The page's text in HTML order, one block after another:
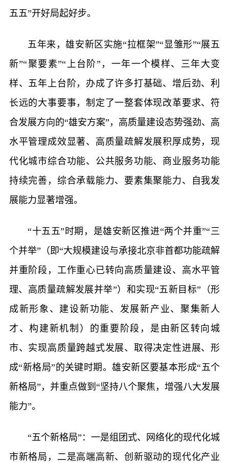
五五”开好局起好步。
五年来，雄安新区实施“拉框架”“显雏形”“展五
新”“聚要素”“上台阶”，一年一个模样、三年大变
样、五年上台阶，办成了许多打基础、增后劲、利
长远的大事要事，制定了一整套体现改革要求、符
合发展方向的“雄安方案”，高质量建设态势强劲、高
水平管理成效显著、高质量疏解发展积厚成势，现
代化城市综合功能、公共服务功能、商业服务功能
持续完善，综合承载能力、要素集聚能力、自我发
展能力显著增强。
“十五五”时期，是雄安新区推进“两个并重”“三
个并举”（即“大规模建设与承接北京非首都功能疏解
并重阶段，工作重心已转向高质量建设、高水平管
理、高质量疏解发展并举”）和实现“五新目标”（形
成新形象、建设新功能、发展新产业、聚集新人
才、构建新机制）的重要阶段，是由新区转向城
市、实现高质量跨越式发展、取得决定性进展、形
成“新格局”的关键时期。雄安新区要基本形成“五个
新格局”，并重点做到“坚持八个聚焦，增强八大发展
能力”。
“五个新格局”：一是组团式、网络化的现代化城
市新格局，二是高端高新、创新驱动的现代化产业